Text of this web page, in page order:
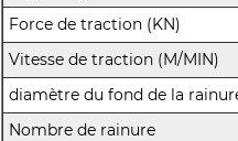
Force de traction (KN)
Vitesse de traction (M/MIN)
diamètre du fond de la
Nombre de rainure